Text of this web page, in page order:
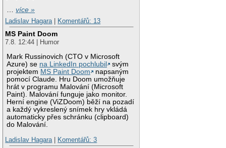
…více »
Ladislav Hagara
Komentářů: 13
MS Paint Doom
7.8. 12:44 | Humor
Mark Russinovich (CTO v Microsoft
Azure) se na LinkedIn pochlubil
svým
projektem MS Paint Doom
napsaným
pomocí Claude. Hru Doom umožňuje
hrát v programu Malování (Microsoft
Paint). Malování funguje jako monitor.
Herní engine (ViZDoom) běží na pozadí
a každý vykreslený snímek hry vkládá
automaticky přes schránku (clipboard)
do Malování.
Ladislav Hagara
Komentářů: 3